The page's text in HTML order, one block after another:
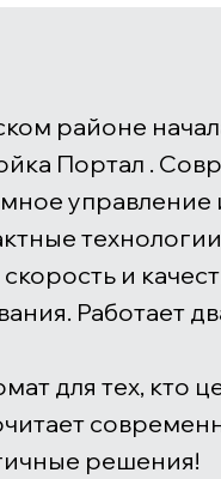
районе
Портал .
управление
и
Работает
для тех, кто
решения!